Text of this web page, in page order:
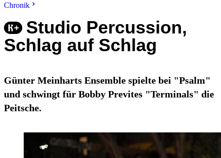
Chronik
Studio Percussion,
Schlag auf Schlag
Günter Meinharts Ensemble spielte bei "Psalm"
und schwingt für Bobby Prevites "Terminals" die
Peitsche.